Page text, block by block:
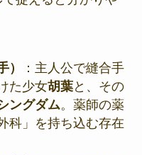
）
：主人公で縫合手
た少女胡葉と、その
ングダム。薬師の薬
科」を持ち込む存在